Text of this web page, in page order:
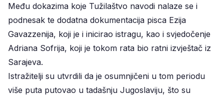
Među dokazima koje Tužilaštvo navodi nalaze se i
podnesak te dodatna dokumentacija pisca Ezija
Gavazzenija, koji je i inicirao istragu, kao i svjedočenje
Adriana Sofrija, koji je tokom rata bio ratni izvještač iz
Sarajeva.
Istražitelji su utvrdili da je osumnjičeni u tom periodu
više puta putovao u tadašnju Jugoslaviju, što su